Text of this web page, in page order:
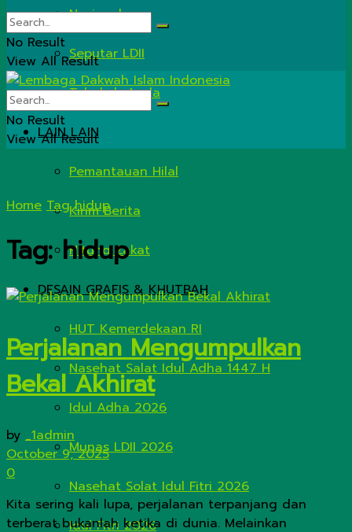
Nasional
Seputar LDII
Tahukah Anda
LAIN LAIN
Pemantauan Hilal
Kirim Berita
Hitung Zakat
DESAIN GRAFIS & KHUTBAH
HUT Kemerdekaan RI
Nasehat Salat Idul Adha 1447 H
Idul Adha 2026
Munas LDII 2026
Nasehat Solat Idul Fitri 2026
Idul Fitri 2026
No Result
View All Result
No Result
View All Result
Home Tag hidup
Tag:hidup
Perjalanan Mengumpulkan
Bekal Akhirat
by _1admin
October 9, 2025
0
Kita sering kali lupa, perjalanan terpanjang dan
terberat bukanlah ketika di dunia. Melainkan